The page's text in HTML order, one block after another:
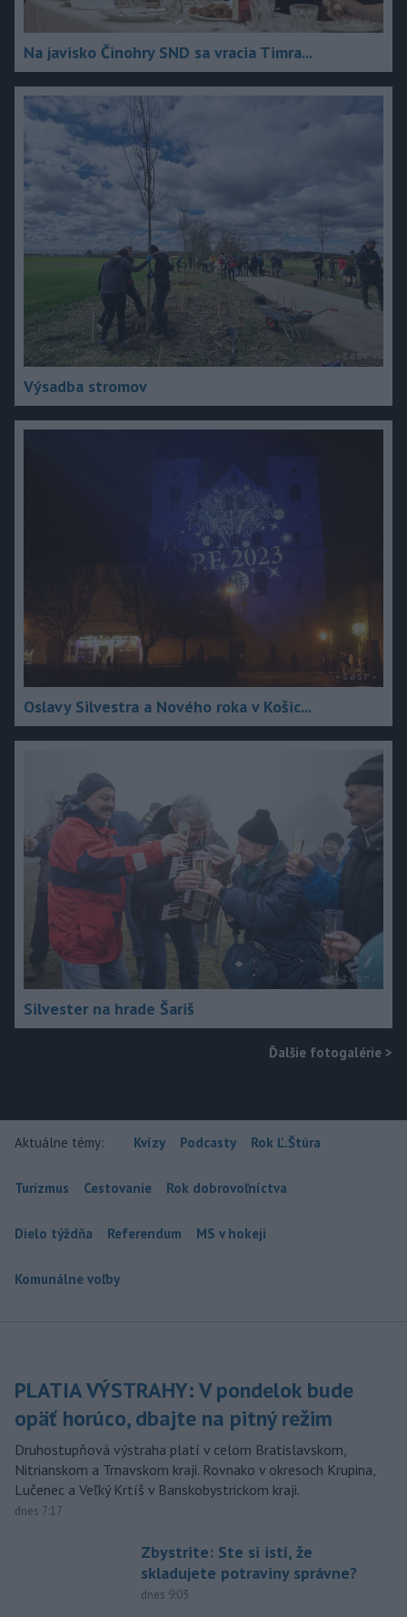
Na javisko Činohry SND sa vracia Timra...
Výsadba stromov
Oslavy Silvestra a Nového roka v Košic...
Silvester na hrade Šariš
Ďalšie fotogalérie >
Aktuálne témy: Kvízy Podcasty Rok Ľ.Štúra
Turizmus Cestovanie Rok dobrovoľníctva
Dielo týždňa Referendum MS v hokeji
Komunálne voľby
PLATIA VÝSTRAHY: V pondelok bude
opäť horúco, dbajte na pitný režim
Druhostupňová výstraha platí v celom Bratislavskom,
Nitrianskom a Trnavskom kraji. Rovnako v okresoch Krupina,
Lučenec a Veľký Krtíš v Banskobystrickom kraji.
dnes 7:17
Zbystrite: Ste si istí, že
skladujete potraviny správne?
dnes 9:03